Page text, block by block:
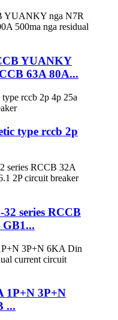
YUANKY
63A 80A...
type rccb 2p
series RCCB
1P+N 3P+N
...